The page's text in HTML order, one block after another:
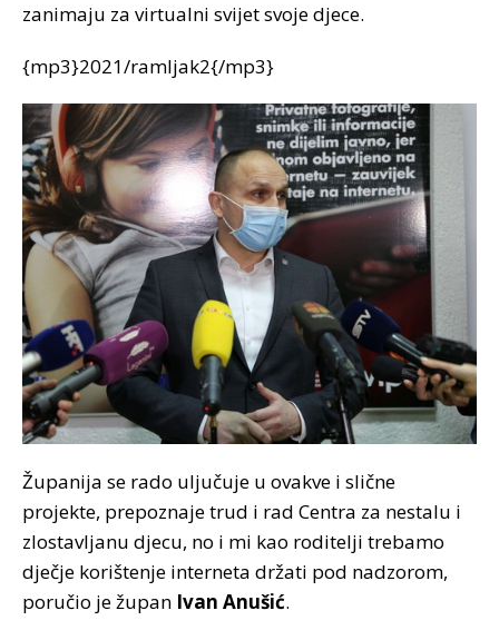
zanimaju za virtualni svijet svoje djece.
{mp3}2021/ramljak2{/mp3}
Županija se rado uljučuje u ovakve i slične
projekte, prepoznaje trud i rad Centra za nestalu i
zlostavljanu djecu, no i mi kao roditelji trebamo
dječje korištenje interneta držati pod nadzorom,
poručio je župan Ivan Anušić.